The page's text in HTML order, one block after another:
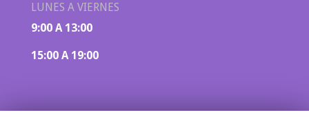
LUNES A VIERNES
9:00 A 13:00
15:00 A 19:00